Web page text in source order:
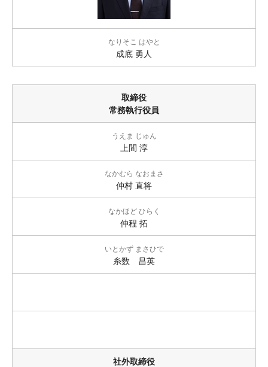
なりそこ はやと
成底 勇人
取締役
常務執行役員
うえま じゅん
上間 淳
なかむら なおまさ
仲村 直将
なかほど ひらく
仲程 拓
いとかず まさひで
糸数 昌英
社外取締役